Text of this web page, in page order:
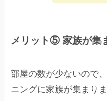
メリット⑤ 家族が集
部屋の数が少ないので
ニングに家族が集まりま